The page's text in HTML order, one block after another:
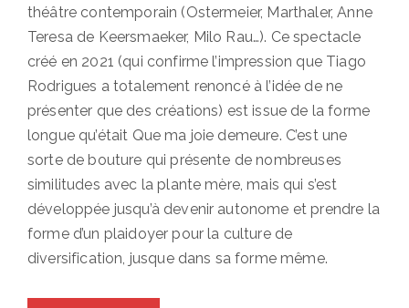
théâtre contemporain (Ostermeier, Marthaler, Anne
Teresa de Keersmaeker, Milo Rau…). Ce spectacle
créé en 2021 (qui confirme l’impression que Tiago
Rodrigues a totalement renoncé à l’idée de ne
présenter que des créations) est issue de la forme
longue qu’était Que ma joie demeure. C’est une
sorte de bouture qui présente de nombreuses
similitudes avec la plante mère, mais qui s’est
développée jusqu’à devenir autonome et prendre la
forme d’un plaidoyer pour la culture de
diversification, jusque dans sa forme même.